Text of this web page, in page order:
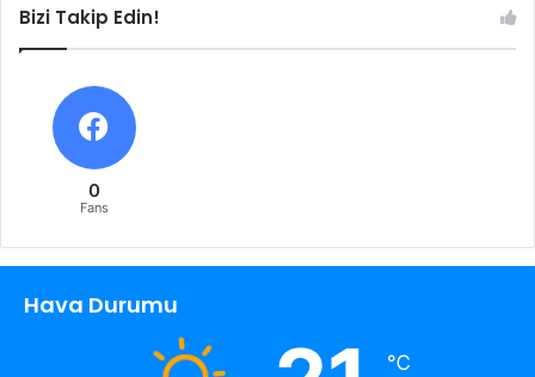
Bizi Takip Edin!
0
Fans
Hava Durumu
℃